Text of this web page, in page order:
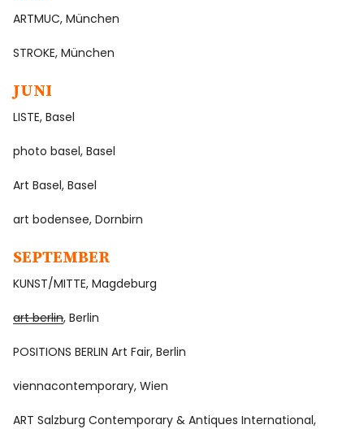
ARTMUC, München
STROKE, München
JUNI
LISTE, Basel
photo basel, Basel
Art Basel, Basel
art bodensee, Dornbirn
SEPTEMBER
KUNST/MITTE, Magdeburg
art berlin, Berlin
POSITIONS BERLIN Art Fair, Berlin
viennacontemporary, Wien
ART Salzburg Contemporary & Antiques International,